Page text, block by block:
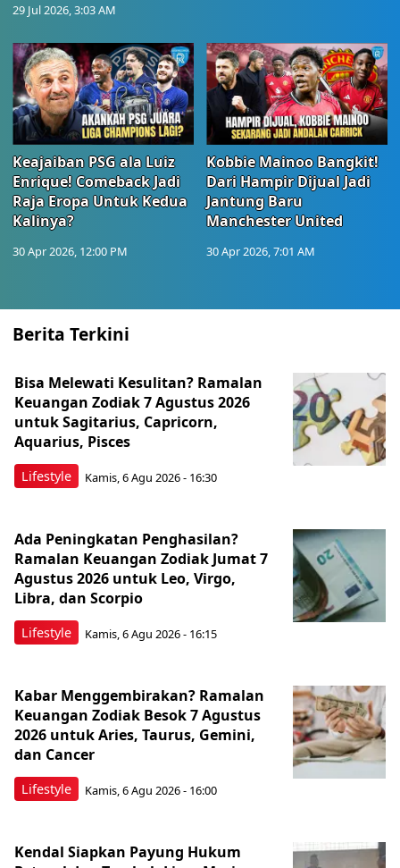
29 Jul 2026, 3:03 AM
Keajaiban PSG ala Luiz
Enrique! Comeback Jadi
Raja Eropa Untuk Kedua
Kalinya?
30 Apr 2026, 12:00 PM
Kobbie Mainoo Bangkit!
Dari Hampir Dijual Jadi
Jantung Baru
Manchester United
30 Apr 2026, 7:01 AM
Berita Terkini
Lifestyle
Bisa Melewati Kesulitan? Ramalan
Keuangan Zodiak 7 Agustus 2026
untuk Sagitarius, Capricorn,
Aquarius, Pisces
Kamis, 6 Agu 2026 - 16:30
Lifestyle
Ada Peningkatan Penghasilan?
Ramalan Keuangan Zodiak Jumat 7
Agustus 2026 untuk Leo, Virgo,
Libra, dan Scorpio
Kamis, 6 Agu 2026 - 16:15
Lifestyle
Kabar Menggembirakan? Ramalan
Keuangan Zodiak Besok 7 Agustus
2026 untuk Aries, Taurus, Gemini,
dan Cancer
Kamis, 6 Agu 2026 - 16:00
Kendal Siapkan Payung Hukum